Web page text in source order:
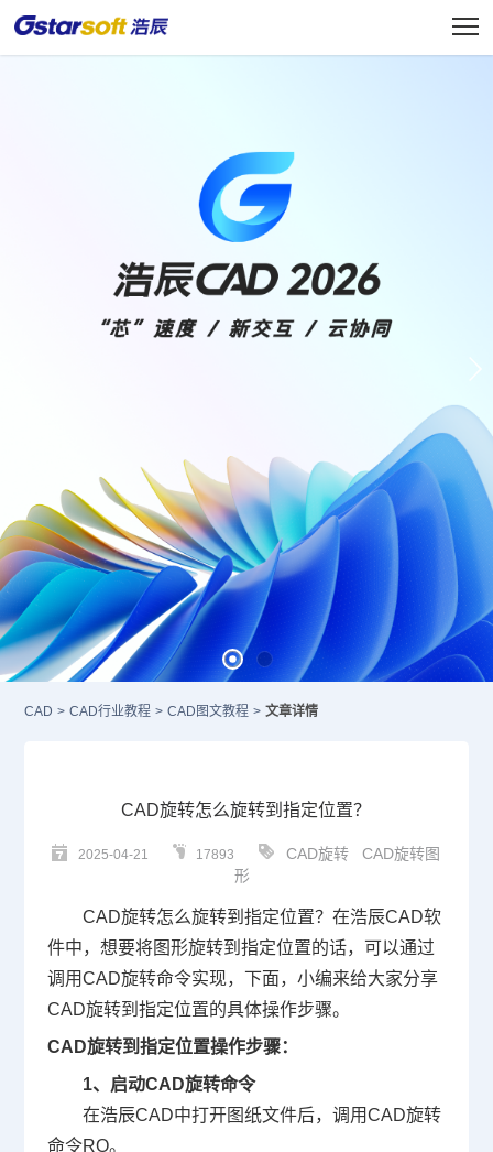
CAD > CAD行业教程 > CAD图文教程 > 文章详情
CAD旋转怎么旋转到指定位置？
2025-04-21 17893 CAD旋转
CAD旋转图
形
CAD旋转怎么旋转到指定位置？在浩辰CAD软
件中，想要将图形旋转到指定位置的话，可以通过
调用CAD旋转命令实现，下面，小编来给大家分享
CAD旋转到指定位置的具体操作步骤。
CAD旋转到指定位置操作步骤：
1、启动CAD旋转命令
在浩辰CAD中打开图纸文件后，调用CAD旋转
命令RO。